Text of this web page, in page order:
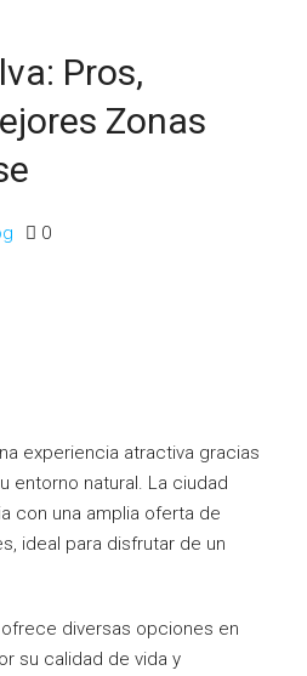
Pros,
Zonas
0
experiencia atractiva gracias
entorno natural. La ciudad
con una amplia oferta de
ideal para disfrutar de un
diversas opciones en
su calidad de vida y